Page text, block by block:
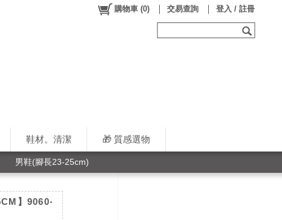
鞋材。清潔 🎁 質感選物
購物車 (0) 交易查詢 登入 / 註冊
男鞋(腳長23-25cm)
】9060‧